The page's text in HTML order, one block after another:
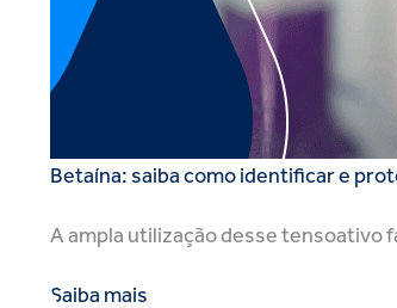
Betaína: saiba como identificar e
A ampla utilização desse tensoativo
Saiba mais